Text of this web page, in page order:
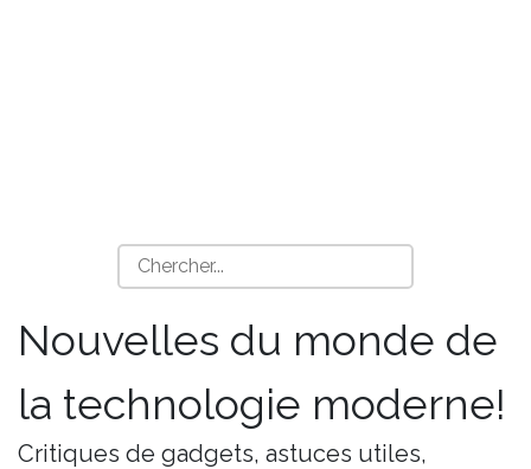
Nouvelles du monde de
la technologie moderne!
Critiques de gadgets, astuces utiles,